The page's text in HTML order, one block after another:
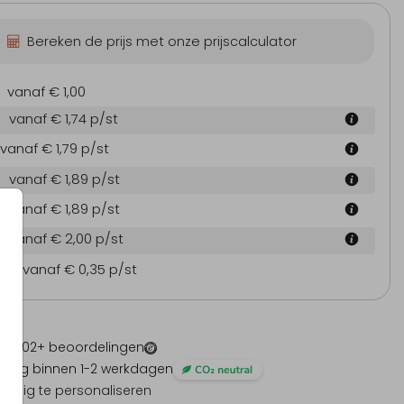
1202+ beoordelingen
binnen 1-2 werkdagen
te personaliseren
Bereken de prijs met onze prijscalculator
vanaf € 1,00
vanaf € 1,74 p/st
vanaf € 1,79 p/st
vanaf € 1,89 p/st
vanaf € 1,89 p/st
vanaf € 2,00 p/st
vanaf € 0,35 p/st